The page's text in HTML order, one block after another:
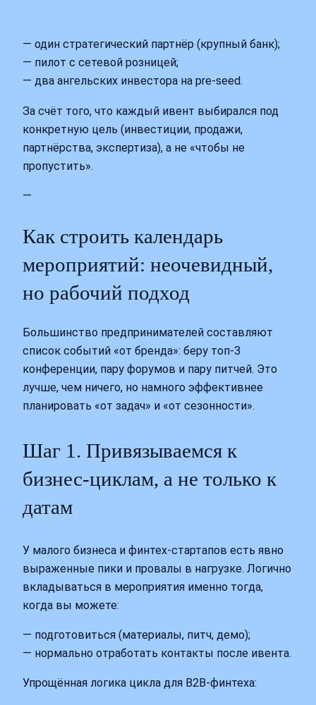
— один стратегический партнёр (крупный банк);
— пилот с сетевой розницей;
— два ангельских инвестора на pre-seed.
За счёт того, что каждый ивент выбирался под
конкретную цель (инвестиции, продажи,
партнёрства, экспертиза), а не «чтобы не
пропустить».
—
Как строить календарь
мероприятий: неочевидный,
но рабочий подход
Большинство предпринимателей составляют
список событий «от бренда»: беру топ-3
конференции, пару форумов и пару питчей. Это
лучше, чем ничего, но намного эффективнее
планировать «от задач» и «от сезонности».
Шаг 1. Привязываемся к
бизнес-циклам, а не только к
датам
У малого бизнеса и финтех-стартапов есть явно
выраженные пики и провалы в нагрузке. Логично
вкладываться в мероприятия именно тогда,
когда вы можете:
— подготовиться (материалы, питч, демо);
— нормально отработать контакты после ивента.
Упрощённая логика цикла для B2B-финтеха: